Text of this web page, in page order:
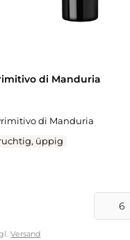
di Manduria
di Manduria
üppig
Versand